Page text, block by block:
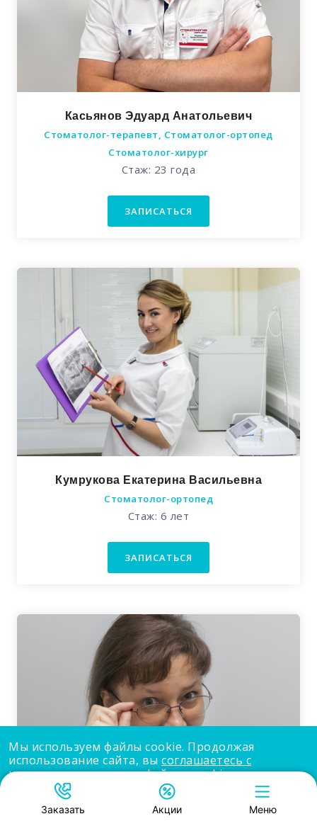
Касьянов Эдуард Анатольевич
Стоматолог-терапевт, Стоматолог-ортопед
Стоматолог-хирург
Стаж: 23 года
ЗАПИСАТЬСЯ
Кумрукова Екатерина Васильевна
Стоматолог-ортопед
Стаж: 6 лет
ЗАПИСАТЬСЯ
Мы используем файлы cookie. Продолжая
использование сайта, вы соглашаетесь с
использованием нами файлов cookie.
Принять
Заказать Акции Меню